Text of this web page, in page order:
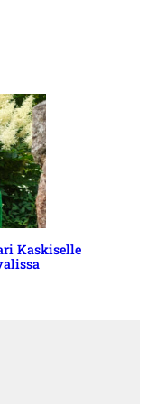
Kaskiselle